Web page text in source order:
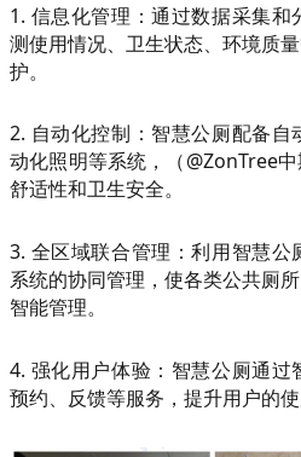
1. 信息化管理：通过数据采集
测使用情况、卫生状态、环境质
护。
2. 自动化控制：智慧公厕配备自
动化照明等系统，（@ZonTree
舒适性和卫生安全。
3. 全区域联合管理：利用智慧
系统的协同管理，使各类公共厕
智能管理。
4. 强化用户体验：智慧公厕通过
预约、反馈等服务，提升用户的使